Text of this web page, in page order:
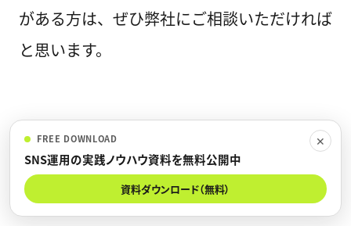
がある方は、ぜひ弊社にご相談いただければ
と思います。
まとめ：AI時代に価値が残るのは
「戦略」と「導線」
✕
FREE DOWNLOAD
SNS運用の実践ノウハウ資料を無料公開中
資料ダウンロード（無料）